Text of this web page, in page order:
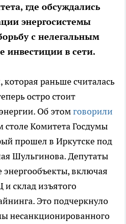
где обсуждались
энергосистемы
с нелегальным
инвестиции в сети.
которая раньше считалась
остро стоит
Об этомговорили
столе Комитета Госдумы
прошел в Иркутске под
Шульгинова. Депутаты
включая
склад изъятого
Это подчеркнуло
несанкционированного